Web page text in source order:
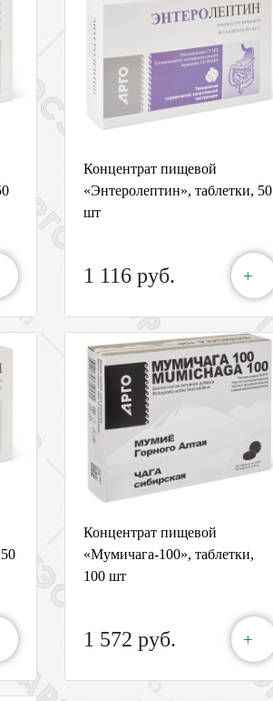
Концентрат пищевой
«Энтеролептин», таблетки, 50
шт
1 116 руб. +
Концентрат пищевой
«Мумичага-100», таблетки,
100 шт
1 572 руб. +